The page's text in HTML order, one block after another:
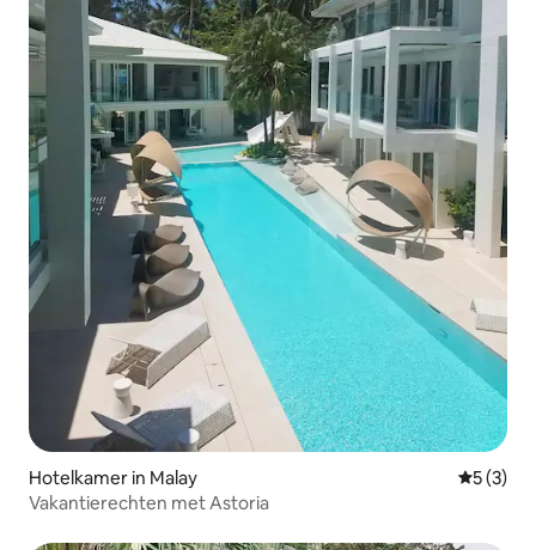
Hotelkamer in Malay
5 (3)
Vakantierechten met Astoria